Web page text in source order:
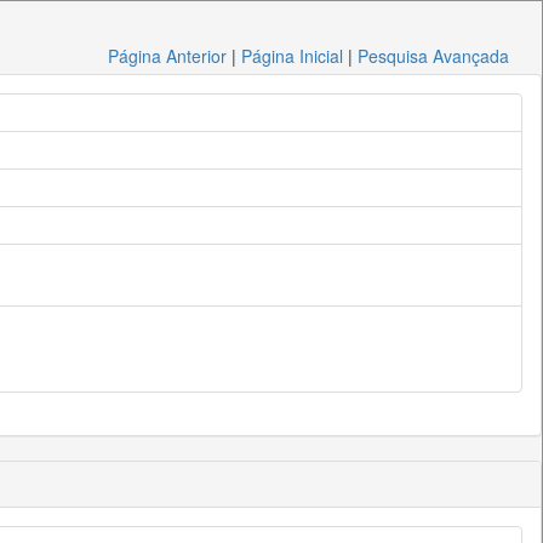
Página Anterior | Página Inicial | Pesquisa Avançada